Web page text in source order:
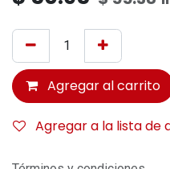
Agregar al carrito
Agregar a la lista de